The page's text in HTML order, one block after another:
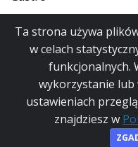
Zajęcia
Instytucje
Usługi
© 2023
Ta strona używa
w celach
funkcjonalnych.
wykorzystanie lub
ustawieniach
znajdziesz w